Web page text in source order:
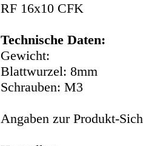
RF 16x10 CFK
Technische Daten:
Gewicht:
Blattwurzel: 8mm
Schrauben: M3
Angaben zur Produkt-